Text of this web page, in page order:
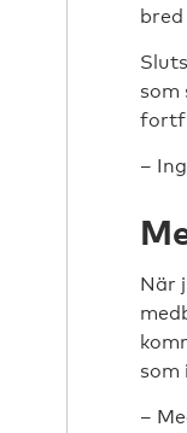
–
När
som
–